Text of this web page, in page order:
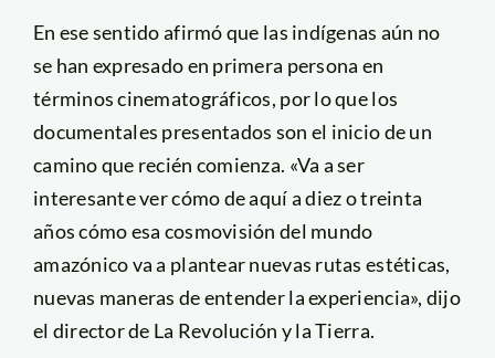
En ese sentido afirmó que las indígenas aún no
se han expresado en primera persona en
términos cinematográficos, por lo que los
documentales presentados son el inicio de un
camino que recién comienza. «Va a ser
interesante ver cómo de aquí a diez o treinta
años cómo esa cosmovisión del mundo
amazónico va a plantear nuevas rutas estéticas,
nuevas maneras de entender la experiencia», dijo
el director de La Revolución y la Tierra.